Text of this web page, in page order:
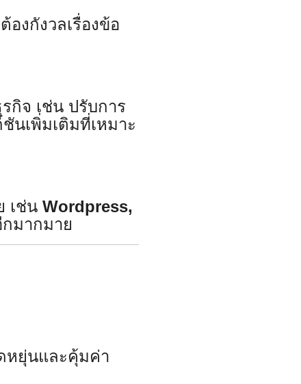
งกังวลเรื่องข้อ
กิจ เช่น ปรับการ
นเพิ่มเติมที่เหมาะ
เช่น Wordpress,
มากมาย
หยุ่นและคุ้มค่า